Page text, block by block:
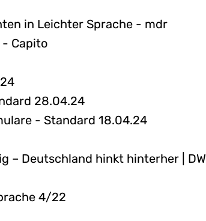
in Leichter Sprache - mdr
- Capito
28.04.24
- Standard 18.04.24
– Deutschland hinkt hinterher | DW
4/22